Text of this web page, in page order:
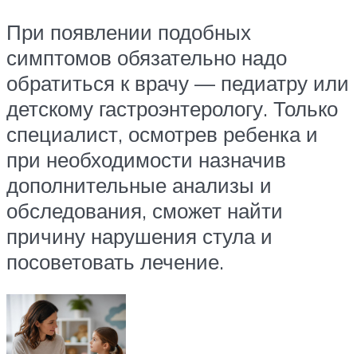
При появлении подобных
симптомов обязательно надо
обратиться к врачу — педиатру или
детскому гастроэнтерологу. Только
специалист, осмотрев ребенка и
при необходимости назначив
дополнительные анализы и
обследования, сможет найти
причину нарушения стула и
посоветовать лечение.